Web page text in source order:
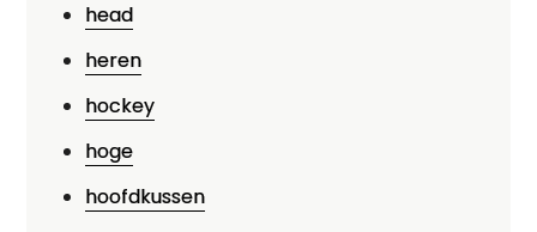
head
heren
hockey
hoge
hoofdkussen